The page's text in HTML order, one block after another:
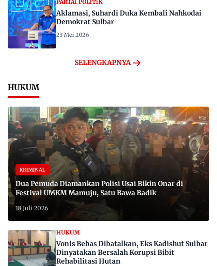
PARTAI POLITIK
Aklamasi, Suhardi Duka Kembali Nahkodai
Demokrat Sulbar
23 Mei 2026
SELENGKAPNYA
HUKUM
KRIMINAL
Dua Pemuda Diamankan Polisi Usai Bikin Onar di
Festival UMKM Mamuju, Satu Bawa Badik
18 Juli 2026
HUKUM
Vonis Bebas Dibatalkan, Eks Kadishut Sulbar
Dinyatakan Bersalah Korupsi Bibit
Rehabilitasi Hutan